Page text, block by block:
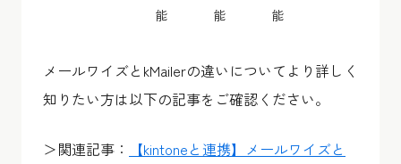
能
能
能
メールワイズとkMailerの違いについてより詳しく
知りたい方は以下の記事をご確認ください。
＞関連記事：
【kintoneと連携】メールワイズと